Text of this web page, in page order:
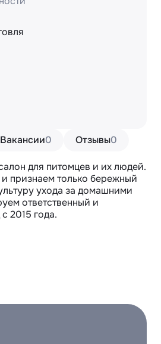
Вакансии0 Отзывы0
для питомцев и их людей.
признаем только бережный
ухода за домашними
ответственный и
2015 года.